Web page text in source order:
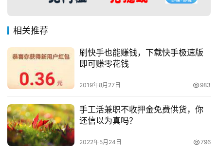
相关推荐
刷快手也能赚钱，下载快手极速版
即可赚零花钱
2019年8月27日 983
手工活兼职不收押金免费供货，你
还信以为真吗？
2022年5月24日 796